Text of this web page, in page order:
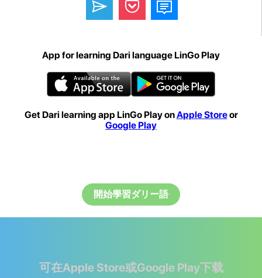
App for learning Dari language LinGo Play
Get Dari learning app LinGo Play onApple Storeor
Google Play
開始學習ダリー語
可在Apple Store或Google Play下载